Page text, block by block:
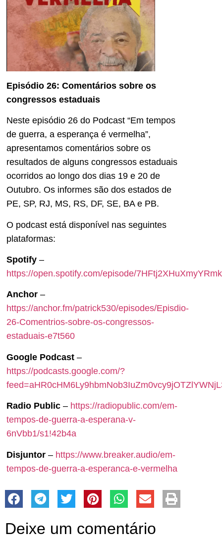
Episódio 26: Comentários sobre os
congressos estaduais
Neste episódio 26 do Podcast “Em tempos
de guerra, a esperança é vermelha”,
apresentamos comentários sobre os
resultados de alguns congressos estaduais
ocorridos ao longo dos dias 19 e 20 de
Outubro. Os informes são dos estados de
PE, SP, RJ, MS, RS, DF, SE, BA e PB.
O podcast está disponível nas seguintes
plataformas:
Spotify –
https://open.spotify.com/episode/
Anchor –
https://anchor.fm/patrick530/episodes/Episdio-
26-Comentrios-sobre-os-congressos-
estaduais-e7t560
Google Podcast –
https://podcasts.google.com/?
Radio Public – https://radiopublic.com/em-
tempos-de-guerra-a-esperana-v-
6nVbb1/s1!42b4a
Disjuntor – https://www.breaker.audio/em-
tempos-de-guerra-a-esperanca-e-vermelha
Deixe um comentário